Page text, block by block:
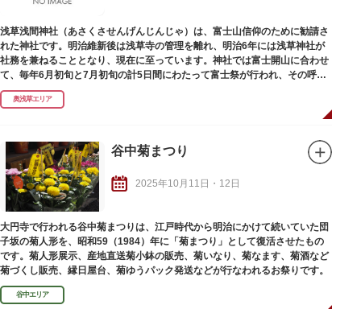
浅草浅間神社（あさくさせんげんじんじゃ）は、富士山信仰のために勧請さ
れた神社です。明治維新後は浅草寺の管理を離れ、明治6年には浅草神社が
社務を兼ねることとなり、現在に至っています。神社では富士開山に合わせ
て、毎年6月初旬と7月初旬の計5日間にわたって富士祭が行われ、その呼び
物として盛大な植木市が開催されます。
奥浅草エリア
谷中菊まつり
2025年10月11日・12日
大円寺で行われる谷中菊まつりは、江戸時代から明治にかけて続いていた団
子坂の菊人形を、昭和59（1984）年に「菊まつり」として復活させたもの
です。菊人形展示、産地直送菊小鉢の販売、菊いなり、菊なます、菊酒など
菊づくし販売、縁日屋台、菊ゆうパック発送などが行なわれるお祭りです。
谷中エリア